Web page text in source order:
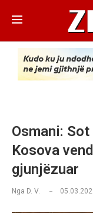
Osmani:
Kosova
gjunjëzuar
Nga D. V.